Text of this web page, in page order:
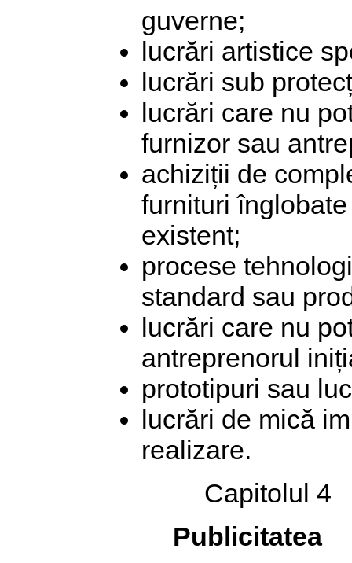
guverne;
lucrări artistice
lucrări sub
lucrări care nu
furnizor sau
achiziții de
furnituri
existent;
procese
standard sau
lucrări care nu
antreprenorul
prototipuri sau
lucrări de mică
realizare.
Capitolul 4
Publicitatea